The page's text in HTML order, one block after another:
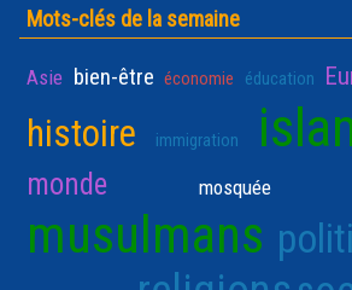
Mots-clés de la semaine
Asie bien-être économie éducation
histoire immigration
monde mosquée
musulmans